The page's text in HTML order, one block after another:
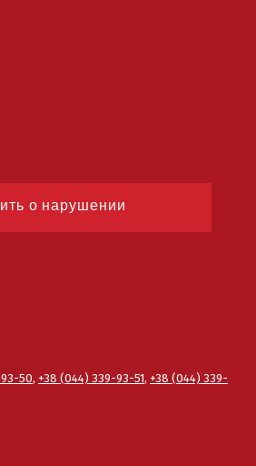
о нарушении
50, +38 (044) 339-93-51, +38 (044) 339-